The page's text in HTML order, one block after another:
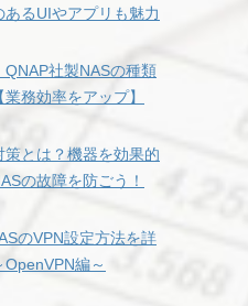
あるUIやアプリも魅力
QNAP社製NASの種類
務効率をアップ】
策とは？機器を効果的
の故障を防ごう！
のVPN設定方法を詳
OpenVPN編～